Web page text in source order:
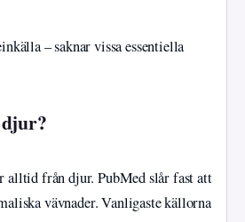
– saknar vissa essentiella
alltid från djur. PubMed slår fast att
vävnader. Vanligaste källorna